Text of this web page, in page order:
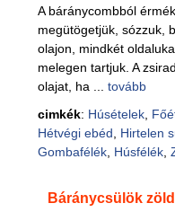
A báránycombból
megütögetjük, sózzuk,
olajon, mindkét
melegen tartjuk. A
olajat, ha ... tovább
cimkék: Húsételek,
Hétvégi ebéd
Hirtelen
Gombafélék, Húsfélék,
Báránycsülök